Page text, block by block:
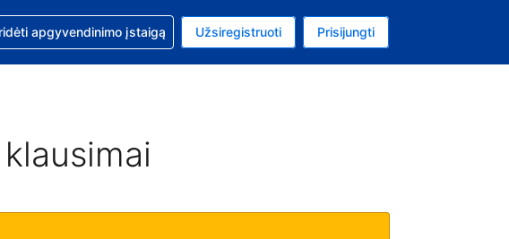
pasirinkta valiuta: Jungtinių Valstijų doleris
Jūsų pasirinkta kalba: Lietuvių
dėl užsakymo
apgyvendinimo įstaigą Užsiregistruoti Prisijungti